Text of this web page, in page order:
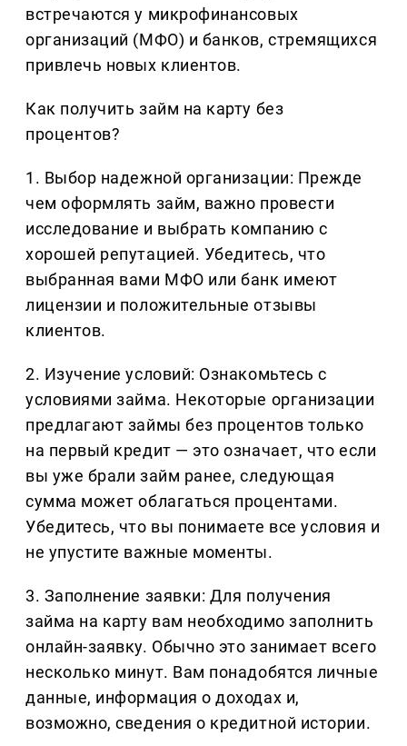
встречаются у микрофинансовых
организаций (МФО) и банков, стремящихся
привлечь новых клиентов.
Как получить займ на карту без
процентов?
1. Выбор надежной организации: Прежде
чем оформлять займ, важно провести
исследование и выбрать компанию с
хорошей репутацией. Убедитесь, что
выбранная вами МФО или банк имеют
лицензии и положительные отзывы
клиентов.
2. Изучение условий: Ознакомьтесь с
условиями займа. Некоторые организации
предлагают займы без процентов только
на первый кредит — это означает, что если
вы уже брали займ ранее, следующая
сумма может облагаться процентами.
Убедитесь, что вы понимаете все условия и
не упустите важные моменты.
3. Заполнение заявки: Для получения
займа на карту вам необходимо заполнить
онлайн-заявку. Обычно это занимает всего
несколько минут. Вам понадобятся личные
данные, информация о доходах и,
возможно, сведения о кредитной истории.